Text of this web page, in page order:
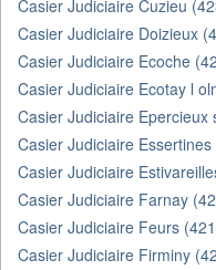
Casier Judiciaire Cuzieu
Casier Judiciaire Doizieux
Casier Judiciaire Ecoche
Casier Judiciaire Ecotay l
Casier Judiciaire Epercieux
Casier Judiciaire
Casier Judiciaire
Casier Judiciaire Farnay
Casier Judiciaire Feurs
Casier Judiciaire Firminy